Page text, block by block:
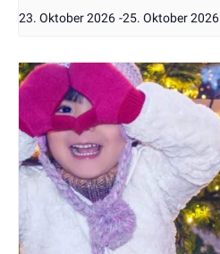
23. Oktober 2026 -25. Oktober 2026